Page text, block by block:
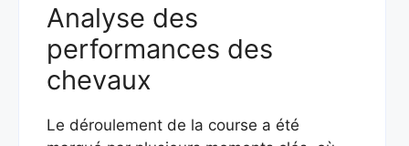
Analyse des
performances des
chevaux
Le déroulement de la course a été